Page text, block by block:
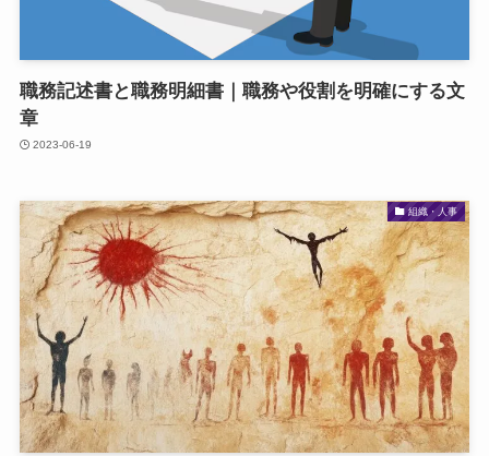
職務記述書と職務明細書｜職務や役割を明確にする文
章
2023-06-19
組織・人事